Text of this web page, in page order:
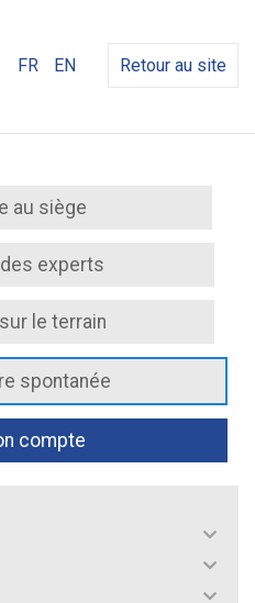
FR EN Retour au site
au siège
experts
le terrain
spontanée
compte